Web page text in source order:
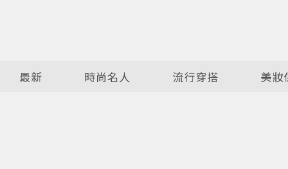
最新 時尚名人 流行穿搭 美妝